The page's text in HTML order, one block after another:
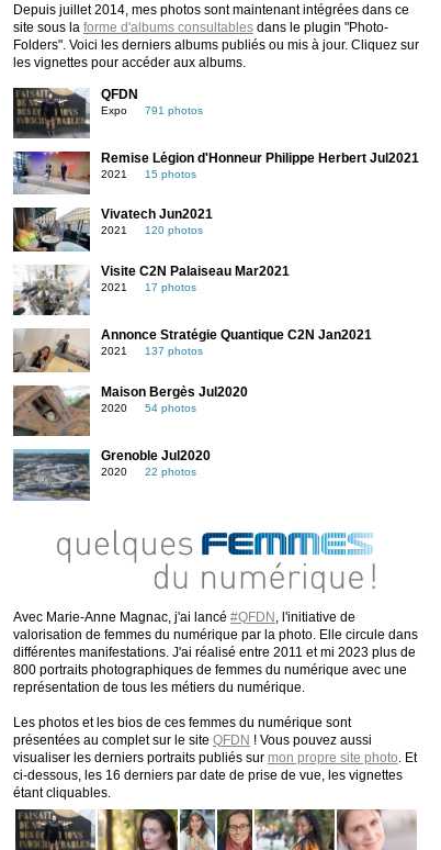
Depuis juillet 2014, mes photos sont maintenant intégrées dans ce
site sous la forme d'albums consultablesdans le plugin "Photo-
Folders". Voici les derniers albums publiés ou mis à jour. Cliquez sur
les vignettes pour accéder aux albums.
QFDN
Expo 791 photos
Remise Légion d'Honneur Philippe Herbert Jul2021
2021 15 photos
Vivatech Jun2021
2021 120 photos
Visite C2N Palaiseau Mar2021
2021 17 photos
Annonce Stratégie Quantique C2N Jan2021
2021 137 photos
Maison Bergès Jul2020
2020 54 photos
Grenoble Jul2020
2020 22 photos
Avec Marie-Anne Magnac, j'ai lancé #QFDN
, l'initiative de
valorisation de femmes du numérique par la photo. Elle circule dans
différentes manifestations. J'ai réalisé entre 2011 et mi 2023 plus de
800 portraits photographiques de femmes du numérique avec une
représentation de tous les métiers du numérique.
Les photos et les bios de ces femmes du numérique sont
présentées au complet sur le site QFDN ! Vous pouvez aussi
visualiser les derniers portraits publiés sur mon propre site photo . Et
ci-dessous, les 16 derniers par date de prise de vue, les vignettes
étant cliquables.